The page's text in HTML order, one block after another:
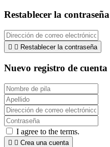
Restablecer la contraseña
  Restablecer la contraseña
Nuevo registro de cuenta
I agree to the terms.
  Crea una cuenta